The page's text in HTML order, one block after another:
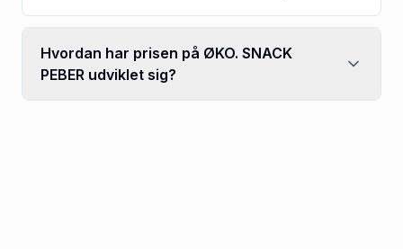
Hvordan har prisen på ØKO. SNACK
PEBER udviklet sig?